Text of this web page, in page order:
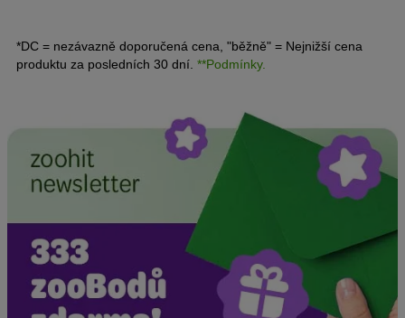
*DC = nezávazně doporučená cena, "běžně" = Nejnižší cena
produktu za posledních 30 dní. **Podmínky.